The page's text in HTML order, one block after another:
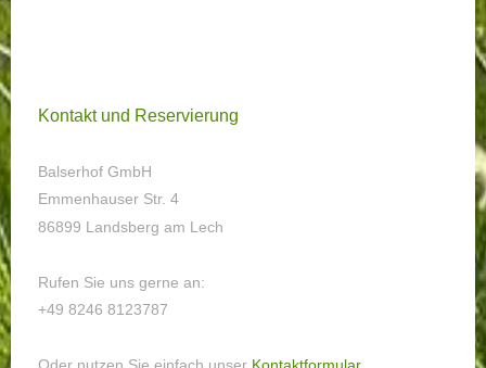
Kontakt und Reservierung
Balserhof GmbH
Emmenhauser Str. 4
86899 Landsberg am Lech
Rufen Sie uns gerne an:
+49 8246 8123787